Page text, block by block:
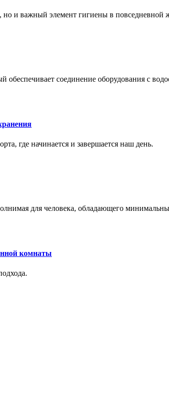
но и важный элемент гигиены в повседневной
соединение оборудования с
где начинается и завершается наш день.
для человека, обладающего
комнаты